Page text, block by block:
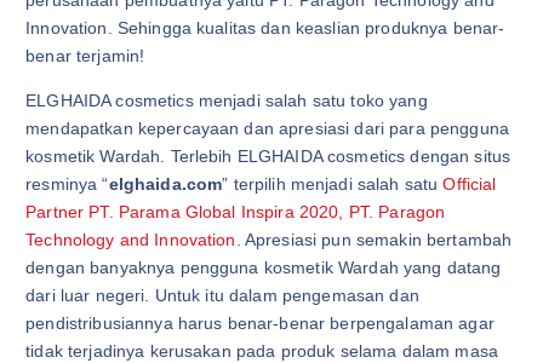
Innovation. Sehingga kualitas dan keaslian produknya benar-
benar terjamin!
ELGHAIDA cosmetics menjadi salah satu toko yang
mendapatkan kepercayaan dan apresiasi dari para pengguna
kosmetik Wardah. Terlebih ELGHAIDA cosmetics dengan situs
resminya “elghaida.com” terpilih menjadi salah satuOfficial
Partner PT. Parama Global Inspira 2020, PT. Paragon
Technology and Innovation . Apresiasi pun semakin bertambah
dengan banyaknya pengguna kosmetik Wardah yang datang
dari luar negeri. Untuk itu dalam pengemasan dan
pendistribusiannya harus benar-benar berpengalaman agar
tidak terjadinya kerusakan pada produk selama dalam masa